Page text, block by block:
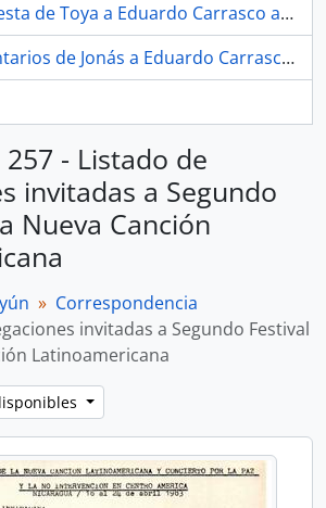
260 - Respuesta de Toya a Eduardo Carrasco a propuesta de realizar carátula
261 - Comentarios de Jonás a Eduardo Carrasco sobre poesía
- Listado de
invitadas a Segundo
Nueva Canción
Correspondencia
invitadas a Segundo Festival
Latinoamericana